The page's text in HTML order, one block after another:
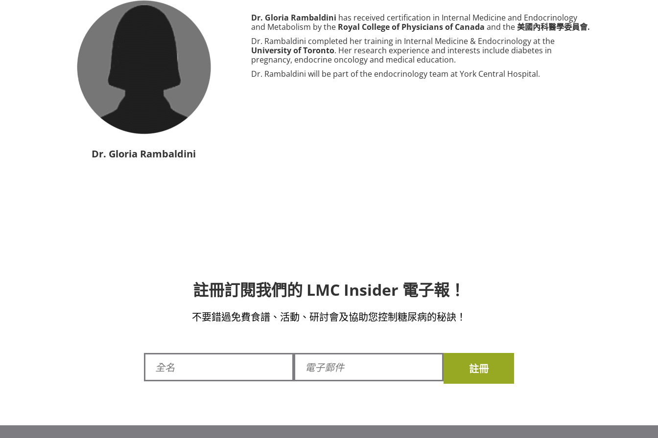
Dr. Gloria Rambaldini
Dr. Gloria Rambaldini has received certification in Internal Medicine and Endocrinology
and Metabolism by the Royal College of Physicians of Canada and the 美國內科醫學委員會.
Dr. Rambaldini completed her training in Internal Medicine & Endocrinology at the
University of Toronto. Her research experience and interests include diabetes in
pregnancy, endocrine oncology and medical education.
Dr. Rambaldini will be part of the endocrinology team at York Central Hospital.
註冊訂閱我們的 LMC Insider 電子報！
不要錯過免費食譜、活動、研討會及協助您控制糖尿病的秘訣！
註冊